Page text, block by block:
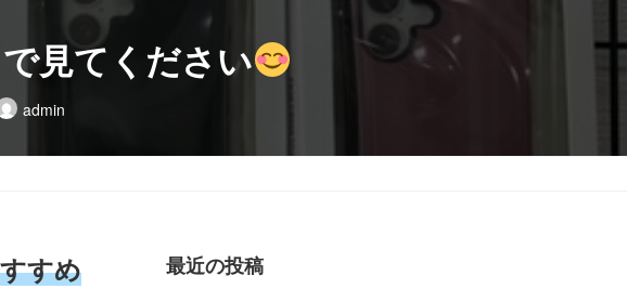
TOPお知らせ サービス紹介 アクセス お問い合わせ
見てください
admin
すめ
最近の投稿